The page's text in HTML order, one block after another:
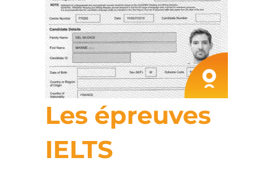
Les épreuves
IELTS